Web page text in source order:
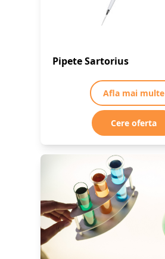
Pipete Sartorius
Afla mai multe
Cere oferta